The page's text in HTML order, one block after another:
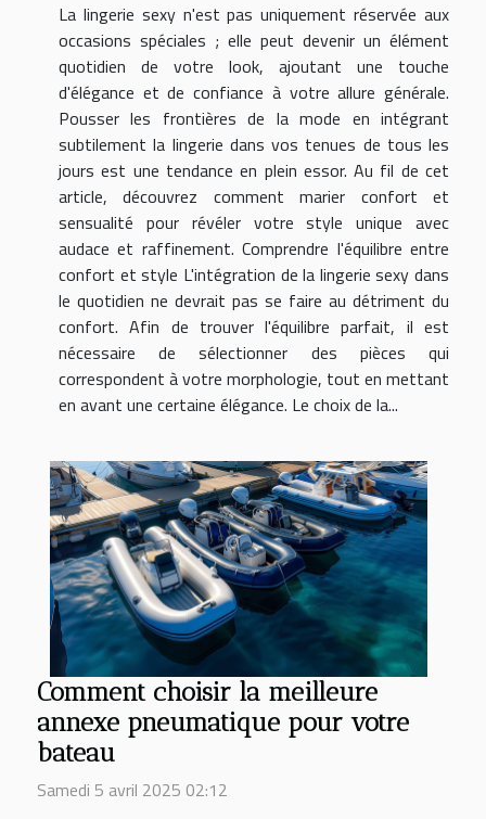
La lingerie sexy n'est pas uniquement réservée aux
occasions spéciales ; elle peut devenir un élément
quotidien de votre look, ajoutant une touche
d'élégance et de confiance à votre allure générale.
Pousser les frontières de la mode en intégrant
subtilement la lingerie dans vos tenues de tous les
jours est une tendance en plein essor. Au fil de cet
article, découvrez comment marier confort et
sensualité pour révéler votre style unique avec
audace et raffinement. Comprendre l'équilibre entre
confort et style L'intégration de la lingerie sexy dans
le quotidien ne devrait pas se faire au détriment du
confort. Afin de trouver l'équilibre parfait, il est
nécessaire de sélectionner des pièces qui
correspondent à votre morphologie, tout en mettant
en avant une certaine élégance. Le choix de la...
Comment choisir la meilleure
annexe pneumatique pour votre
bateau
Samedi 5 avril 2025 02:12